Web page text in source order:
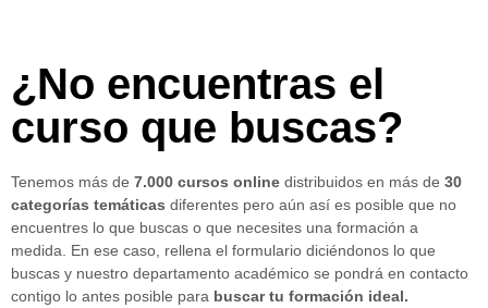
¿No encuentras el
curso que buscas?
Tenemos más de 7.000 cursos online distribuidos en más de 30
categorías temáticas diferentes pero aún así es posible que no
encuentres lo que buscas o que necesites una formación a
medida. En ese caso, rellena el formulario diciéndonos lo que
buscas y nuestro departamento académico se pondrá en contacto
contigo lo antes posible para buscar tu formación ideal.